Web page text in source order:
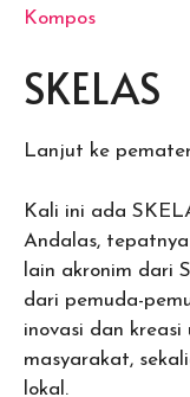
Kompos
SKELAS
Lanjut ke
Kali ini ada
Andalas,
lain akronim dari
dari pemuda-
inovasi dan
masyarakat,
lokal.